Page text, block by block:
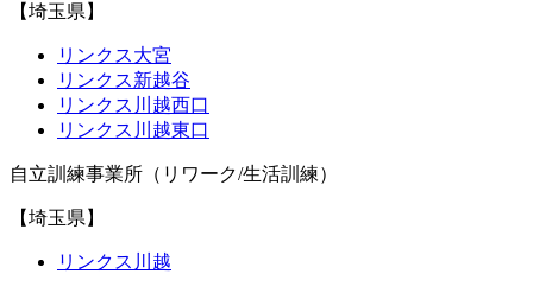
【埼玉県】
リンクス大宮
リンクス新越谷
リンクス川越西口
リンクス川越東口
自立訓練事業所（リワーク/生活訓練）
【埼玉県】
リンクス川越